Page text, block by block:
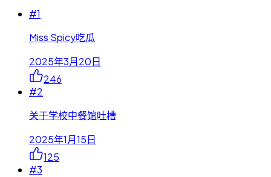
#1
Miss Spicy吃瓜
2025年3月20日
246
#2
关于学校中餐馆吐槽
2025年1月15日
125
#3